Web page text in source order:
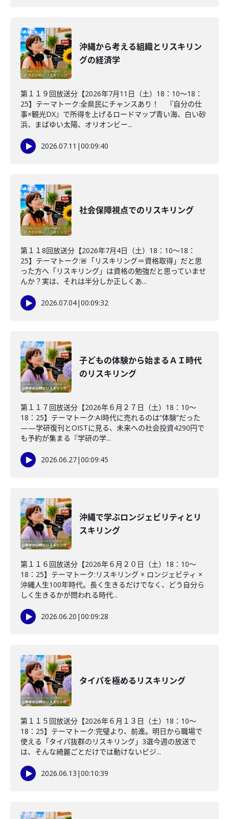
沖縄から考える組織とリスキリン
グの経済学
第１１９回放送分【2026年7月11日（土）18：10～18：
25】テーマトーク:全県民にチャンスあり！ 『自分の仕
事×観光DX』で所得を上げるロードマップ青い海、白い砂
浜、まばゆい太陽、オリオンビー...
2026.07.11 |00:09:40
社会保障視点でのリスキリング
第１１8回放送分【2026年7月4日（土）18：10～18：
25】テーマトーク:🚨「リスキリング＝資格取得」だと思
った方へ「リスキリング」は資格の勉強だと思っていませ
んか？実は、それは半分しか正しくあ...
2026.07.04|00:09:32
子どもの体験から始まるＡＩ時代
のリスキリング
第１１７回放送分【2026年６月２７日（土）18：10～
18：25】テーマトーク:AI時代に売れるのは“体験”だった
——学研復刊とOISTに見る、未来への社会投資4290円で
も予約が集まる『学研の学...
2026.06.27|00:09:45
沖縄で学ぶロンジェビリティとリ
スキリング
第１１６回放送分【2026年６月２０日（土）18：10～
18：25】テーマトーク:リスキリング × ロンジェビティ ×
沖縄人生100年時代。長く生きるだけでなく、どう自分ら
しく生きるかが問われる時代...
2026.06.20 |00:09:28
タイパを極めるリスキリング
第１１５回放送分【2026年６月１３日（土）18：10～
18：25】テーマトーク:完璧より、前進。明日から職場で
使える「タイパ抜群のリスキリング」3選今週の放送で
は、そんな綺麗ごとだけでは動けないビジ...
2026.06.13 |00:10:39